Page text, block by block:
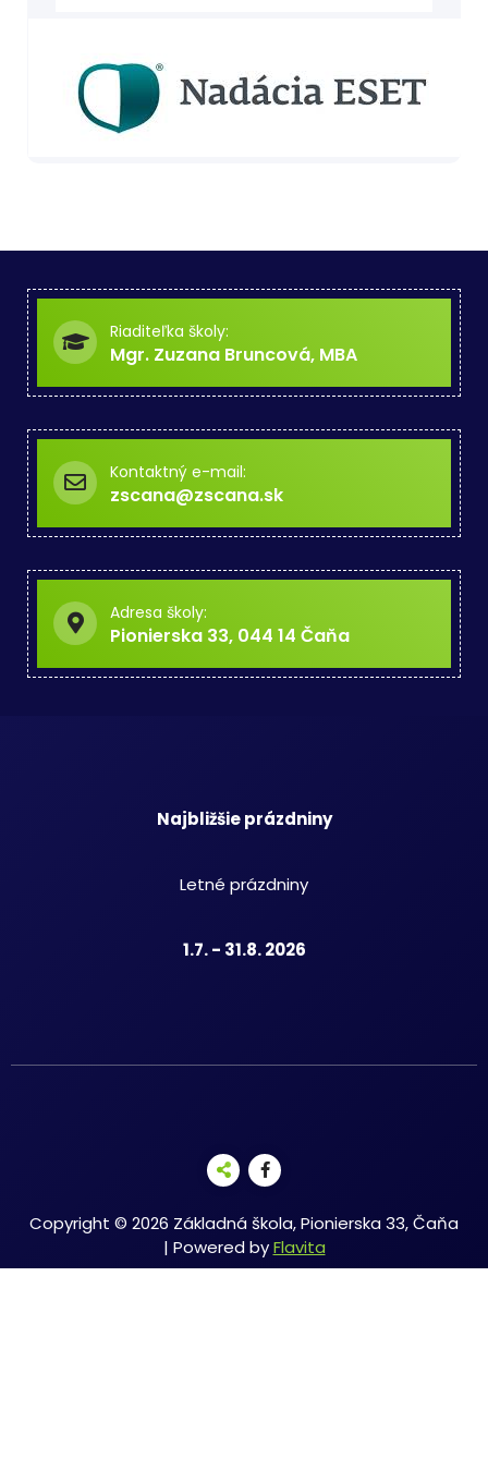
Riaditeľka školy:
Mgr. Zuzana Bruncová, MBA
Kontaktný e-mail:
zscana@zscana.sk
Adresa školy:
Pionierska 33, 044 14 Čaňa
Najbližšie prázdniny
Letné prázdniny
1.7. - 31.8. 2026
Copyright © 2026 Základná škola, Pionierska 33, Čaňa
| Powered byFlavita